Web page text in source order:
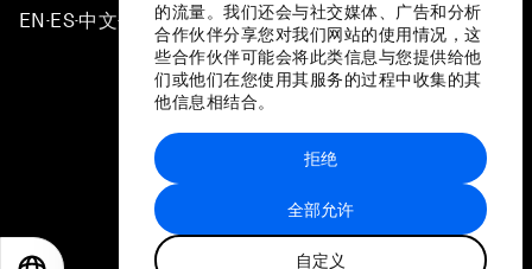
的流量。我们还会与社交媒体、广告和分析
合作伙伴分享您对我们网站的使用情况，这
些合作伙伴可能会将此类信息与您提供给他
们或他们在您使用其服务的过程中收集的其
他信息相结合。
全部允许
自定义
拒绝
EN ▪ES▪中文▪ 日本語
站点地图